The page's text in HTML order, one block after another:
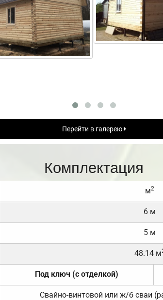
Перейти в галерею
Комплектация
м2
6 м
5 м
48.14 м
Под ключ (с отделкой)
Свайно-винтовой или ж/б сваи